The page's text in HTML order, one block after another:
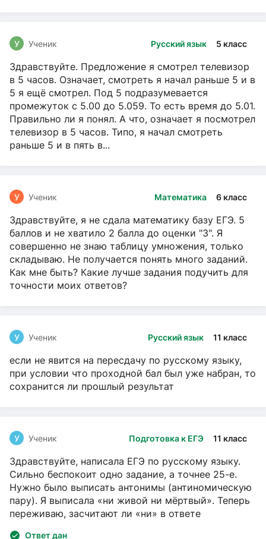
Русский язык 5 класс
У Ученик
Здравствуйте. Предложение я смотрел телевизор
в 5 часов. Означает, смотреть я начал раньше 5 и в
5 я ещё смотрел. Под 5 подразумевается
промежуток с 5.00 до 5.059. То есть время до 5.01.
Правильно ли я понял. А что, означает я посмотрел
телевизор в 5 часов. Типо, я начал смотреть
раньше 5 и в пять в...
Математика 6 класс
У Ученик
Здравствуйте, я не сдала математику базу ЕГЭ. 5
баллов и не хватило 2 балла до оценки "3". Я
совершенно не знаю таблицу умножения, только
складываю. Не получается понять много заданий.
Как мне быть? Какие лучше задания подучить для
точности моих ответов?
Русский язык 11 класс
У Ученик
если не явится на пересдачу по русскому языку,
при условии что проходной бал был уже набран, то
сохранится ли прошлый результат
Подготовка к ЕГЭ 11 класс
У Ученик
Здравствуйте, написала ЕГЭ по русскому языку.
Сильно беспокоит одно задание, а точнее 25-е.
Нужно было выписать антонимы (антиномическую
пару). Я выписала «ни живой ни мёртвый». Теперь
переживаю, засчитают ли «ни» в ответе
Ответ дан